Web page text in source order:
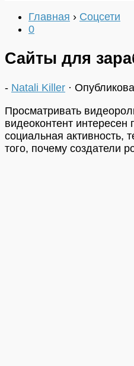
Главная › Соцсети
0
Сайты для
- Natali Killer ·
Просматривать
видеоконтент
социальная активность,
того, почему создатели